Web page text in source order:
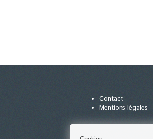
Contact
Mentions légales